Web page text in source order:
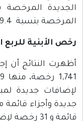
المرخصة بنسبة 19.4 % مقارنة مع الربع الأول2009.
رخص الأبنية للربع
أظهرت النتائج أن
قائمة و 31 رخصة لإضافات قائمة.